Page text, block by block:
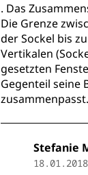
. Das
Die Grenze
der Sockel bis
Vertikalen
gesetzten
Gegenteil seine
zusammenpasst.
Stefanie